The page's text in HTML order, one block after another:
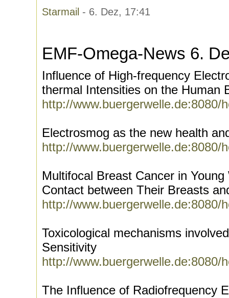
Starmail - 6. Dez, 17:41
EMF-Omega-News 6.
Influence of High-frequency
thermal Intensities on the Human
http://www.buergerwelle.de:8080/
Electrosmog as the new health
http://www.buergerwelle.de:8080/
Multifocal Breast Cancer in
Contact between Their Breasts
http://www.buergerwelle.de:8080/
Toxicological mechanisms
Sensitivity
http://www.buergerwelle.de:8080/
The Influence of Radiofrequency